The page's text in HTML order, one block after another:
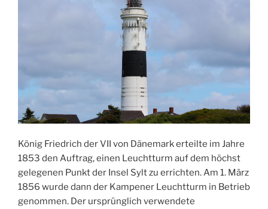
König Friedrich der VII von Dänemark erteilte im Jahre
1853 den Auftrag, einen Leuchtturm auf dem höchst
gelegenen Punkt der Insel Sylt zu errichten. Am 1. März
1856 wurde dann der Kampener Leuchtturm in Betrieb
genommen. Der ursprünglich verwendete